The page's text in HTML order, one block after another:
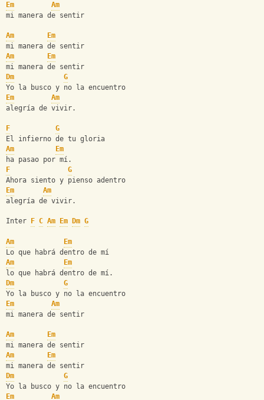
Em
Am
mi manera de sentir
Am
Em
mi manera de sentir
Am
Em
mi manera de sentir
Dm
G
Yo la busco y no la encuentro
Em
Am
alegría de vivir.
F
G
El infierno de tu gloria
Am
Em
ha pasao por mí.
F
G
Ahora siento y pienso adentro
Em
Am
alegría de vivir.
Inter F C Am Em Dm G
Am
Em
Lo que habrá dentro de mí
Am
Em
lo que habrá dentro de mí.
Dm
G
Yo la busco y no la encuentro
Em
Am
mi manera de sentir
Am
Em
mi manera de sentir
Am
Em
mi manera de sentir
Dm
G
Yo la busco y no la encuentro
Em
Am